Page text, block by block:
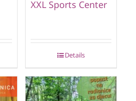
XXL Sports Center
Details